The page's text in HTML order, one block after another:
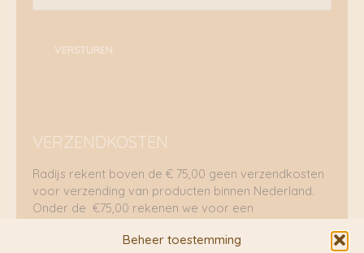
Beheer toestemming
VERSTUREN
VERZENDKOSTEN
Radijs rekent boven de € 75,00 geen verzendkosten
voor verzending van producten binnen Nederland.
Onder de €75,00 rekenen we voor een